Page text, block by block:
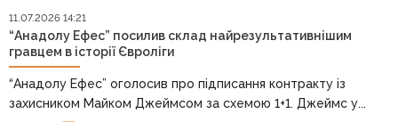
11.07.2026 14:21
“Анадолу Ефес” посилив склад найрезультативнішим
гравцем в історії Євроліги
“Анадолу Ефес” оголосив про підписання контракту із
захисником Майком Джеймсом за схемою 1+1. Джеймс у...